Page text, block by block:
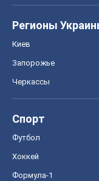
Регионы
Киев
Запорожье
Черкассы
Спорт
Футбол
Хоккей
Формула-1